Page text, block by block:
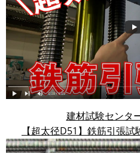
建材試験センタ
【超太径D51】鉄筋引張試
画